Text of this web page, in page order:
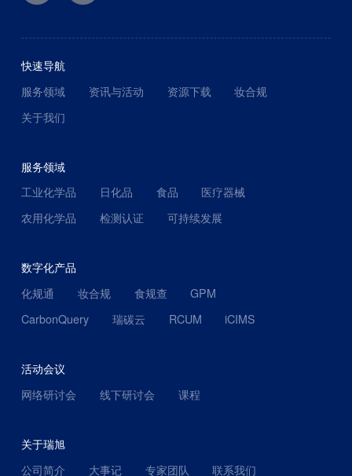
快速导航
服务领域
资讯与活动 资源下载
妆合规
关于我们
服务领域
工业化学品
日化品 食品
医疗器械
农用化学品
检测认证 可持续发展
数字化产品
化规通
妆合规 食规查
GPM
CarbonQuery
瑞碳云 RCUM iCIMS
活动会议
网络研讨会
线下研讨会 课程
关于瑞旭
公司简介
大事记 专家团队 联系我们